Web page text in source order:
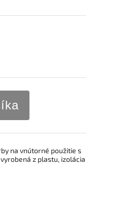
na vnútorné použitie s
z plastu, izolácia